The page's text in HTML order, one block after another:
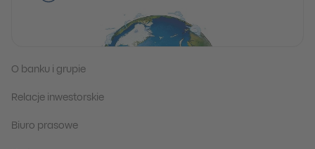
O banku i grupie
Relacje inwestorskie
Biuro prasowe